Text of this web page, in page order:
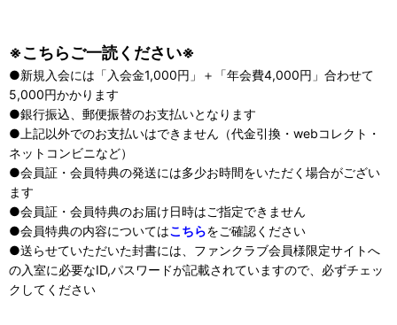
※こちらご一読ください※
●新規入会には「入会金1,000円」＋「年会費4,000円」合わせて
5,000円かかります
●銀行振込、郵便振替のお支払いとなります
●上記以外でのお支払いはできません（代金引換・webコレクト・
ネットコンビニなど）
●会員証・会員特典の発送には多少お時間をいただく場合がござい
ます
●会員証・会員特典のお届け日時はご指定できません
●会員特典の内容についてはこちらをご確認ください
●送らせていただいた封書には、ファンクラブ会員様限定サイトへ
の入室に必要なID,パスワードが記載されていますので、必ずチェッ
クしてください